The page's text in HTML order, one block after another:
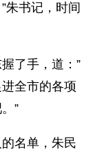
朱书记，时间
了手，道：”
全市的各项
”
名单，朱民